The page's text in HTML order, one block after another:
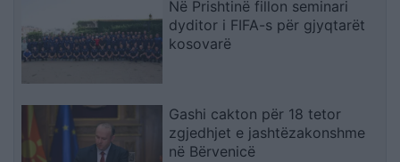
Në Prishtinë fillon seminari
dyditor i FIFA-s për gjyqtarët
kosovarë
Gashi cakton për 18 tetor
zgjedhjet e jashtëzakonshme
në Bërvenicë